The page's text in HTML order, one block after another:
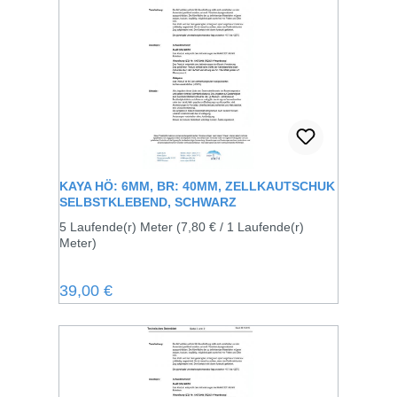
KAYA HÖ: 6MM, BR: 40MM, ZELLKAUTSCHUK
SELBSTKLEBEND, SCHWARZ
5 Laufende(r) Meter (7,80 € / 1 Laufende(r)
Meter)
Regulärer Preis:
39,00 €